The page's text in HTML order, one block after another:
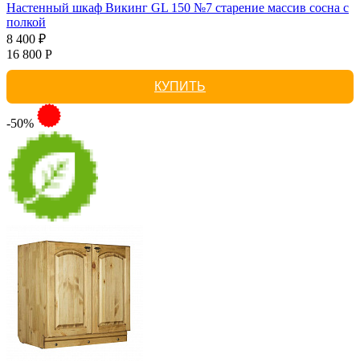
Настенный шкаф Викинг GL 150 №7 старение массив сосна с
полкой
8 400 ₽
16 800 Р
КУПИТЬ
-50%